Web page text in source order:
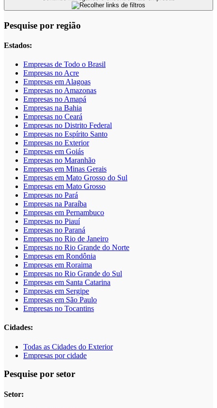
Pesquise por região
Estados:
Empresas de Todo o Brasil
Empresas no Acre
Empresas em Alagoas
Empresas no Amazonas
Empresas no Amapá
Empresas na Bahia
Empresas no Ceará
Empresas no Distrito Federal
Empresas no Espírito Santo
Empresas no Exterior
Empresas em Goiás
Empresas no Maranhão
Empresas em Minas Gerais
Empresas em Mato Grosso do Sul
Empresas em Mato Grosso
Empresas no Pará
Empresas na Paraíba
Empresas em Pernambuco
Empresas no Piauí
Empresas no Paraná
Empresas no Rio de Janeiro
Empresas no Rio Grande do Norte
Empresas em Rondônia
Empresas em Roraima
Empresas no Rio Grande do Sul
Empresas em Santa Catarina
Empresas em Sergipe
Empresas em São Paulo
Empresas no Tocantins
Cidades:
Todas as Cidades do Exterior
Empresas por cidade
Pesquise por setor
Setor: